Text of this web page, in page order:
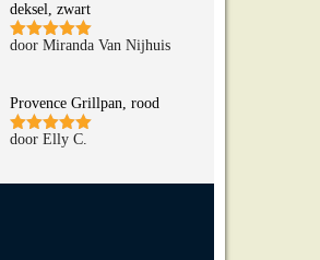
deksel, zwart
Gewaardeerd
door Miranda Van Nijhuis
Provence Grillpan, rood
Gewaardeerd
door Elly C.